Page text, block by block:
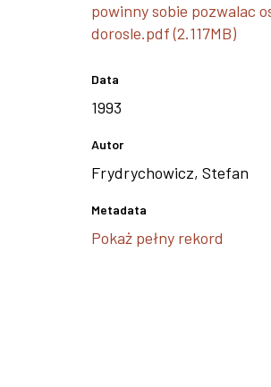
powinny sobie pozwalac
dorosle.pdf (2.117MB)
Data
1993
Autor
Frydrychowicz, Stefan
Metadata
Pokaż pełny rekord